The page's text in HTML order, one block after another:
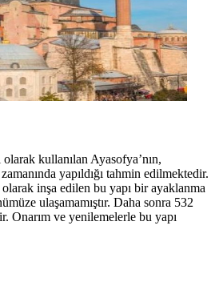
kullanılan Ayasofya’nın,
yapıldığı tahmin edilmektedir.
olarak inşa edilen bu yapı bir ayaklanma
ulaşamamıştır. Daha sonra 532
Onarım ve yenilemelerle bu yapı